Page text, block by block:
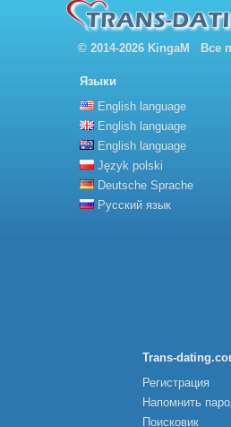
© 2014-2026 KingaM Все
Языки
English language
English language
English language
Język polski
Deutsche Sprache
Русский язык
Trans-
Регистрация
Напомнить
Поисковик